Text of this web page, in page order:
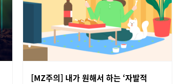
[MZ주의] 내가 원해서 하는 ‘자발적